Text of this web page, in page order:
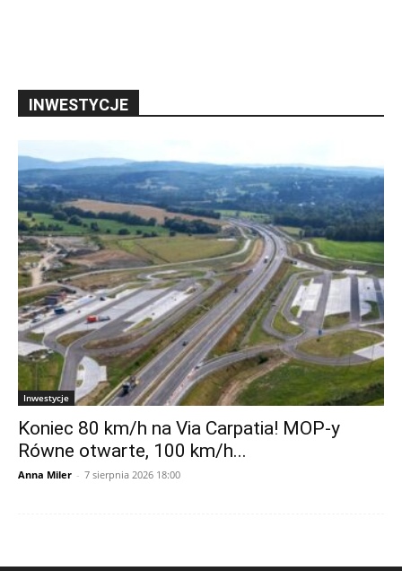
INWESTYCJE
Inwestycje
Koniec 80 km/h na Via Carpatia! MOP-y
Równe otwarte, 100 km/h...
Anna Miler - 7 sierpnia 2026 18:00